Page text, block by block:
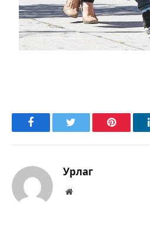
FacebookTwitter Pinterest
Урлаг
Вэбсайт